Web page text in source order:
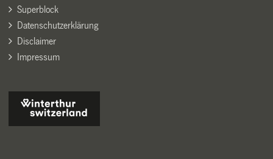
Superblock
Datenschutzerklärung
Disclaimer
Impressum